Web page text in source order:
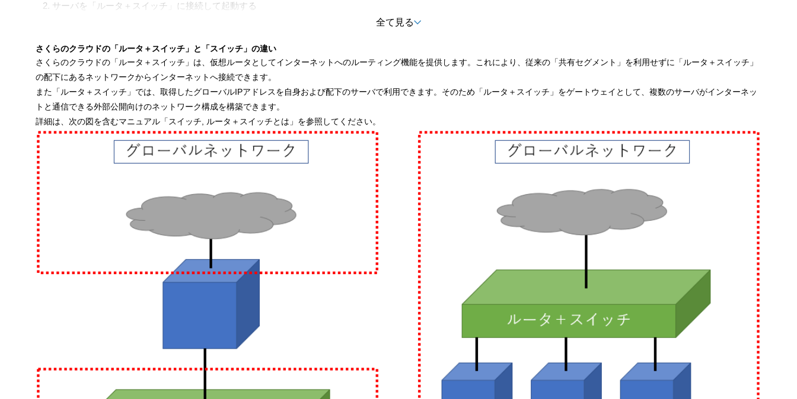
2. サーバを「ルータ＋スイッチ」に接続して起動する
参考リンク
本記事で参照するマニュアル
料金について
次の記事はこちら
全て見る
さくらのクラウドの「ルータ＋スイッチ」と「スイッチ」の違い
さくらのクラウドの「ルータ＋スイッチ」は、仮想ルータとしてインターネットへのルーティング機能を提供します。これにより、従来の「共有セグメント」を利用せずに「ルータ＋スイッチ」
の配下にあるネットワークからインターネットへ接続できます。
また「ルータ＋スイッチ」では、取得したグローバルIPアドレスを自身および配下のサーバで利用できます。そのため「ルータ＋スイッチ」をゲートウェイとして、複数のサーバがインターネッ
トと通信できる外部公開向けのネットワーク構成を構築できます。
詳細は、次の図を含むマニュアル「 スイッチ, ルータ＋スイッチとは 」を参照してください。